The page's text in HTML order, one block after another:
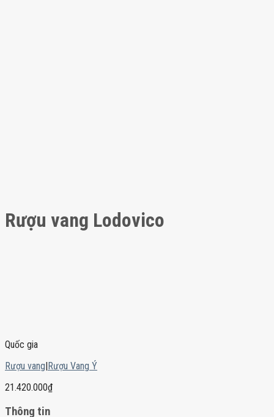
Rượu vang Lodovico
Quốc gia
Rượu vang|Rượu Vang Ý
21.420.000₫
Thông tin